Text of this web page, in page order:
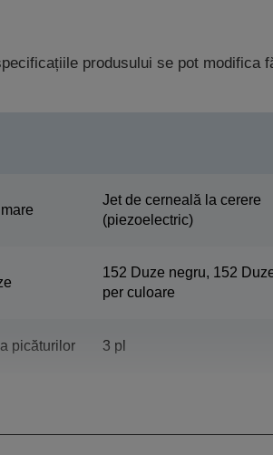
produsului se pot modifica
Jet de cerneală la cerere
(piezoelectric)
152 Duze negru, 152
per culoare
picăturilor 3 pl